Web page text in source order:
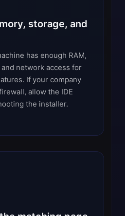
storage, and
has enough RAM,
network access for
If your company
allow the IDE
the installer.